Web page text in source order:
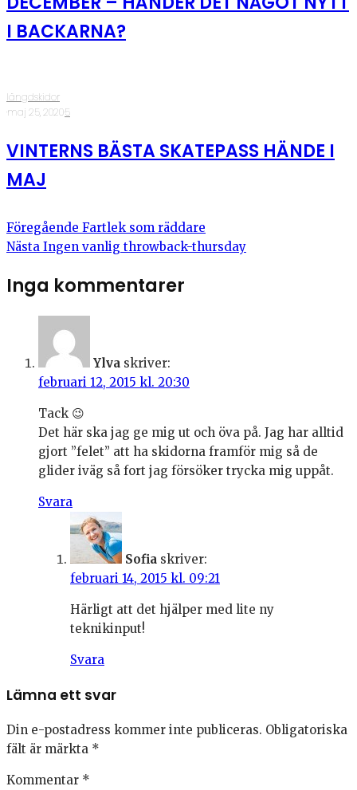
I BACKARNA?
längdskidor
·maj 25, 2020·5
VINTERNS BÄSTA SKATEPASS HÄNDE I
MAJ
Föregående Fartlek som räddare
Nästa Ingen vanlig throwback-thursday
Inga kommentarer
Ylva skriver:
februari 12, 2015 kl. 20:30
Tack 😉
Det här ska jag ge mig ut och öva på. Jag har alltid
gjort ”felet” att ha skidorna framför mig så de
glider iväg så fort jag försöker trycka mig uppåt.
Svara
Sofia skriver:
februari 14, 2015 kl. 09:21
Härligt att det hjälper med lite ny
teknikinput!
Svara
Lämna ett svar
Din e-postadress kommer inte publiceras. Obligatoriska
fält är märkta *
Kommentar *